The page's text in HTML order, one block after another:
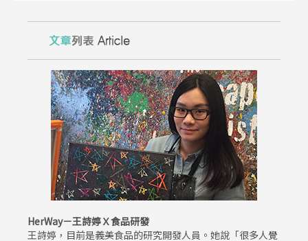
HerWay－王詩婷Ｘ食品研發
王詩婷，目前是義美食品的研究開發人員。她說「很多人覺